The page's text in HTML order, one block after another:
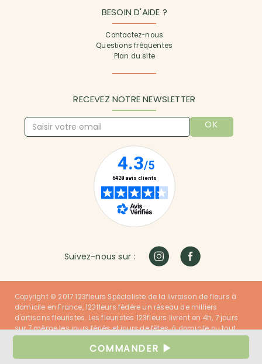
COMMANDER
BESOIN D'AIDE ?
Contactez-nous
Questions fréquentes
Plan du site
RECEVEZ NOTRE NEWSLETTER
OK
Suivez-nous sur :
Copyright © 2017 123fleurs Spécialiste de la livraison de fleurs à
domicile en France, 123fleurs fédère un réseau de milliers
d'artisans fleuristes. Les fleuristes 123fleurs livrent en 4h, 7 jours
sur 7 même les jours fériés et jours de fêtes, à domicile ou tout
nos clients sont satisfaits !